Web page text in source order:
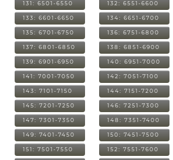
131: 6501-6550 132: 6551-6600
133: 6601-6650 134: 6651-6700
135: 6701-6750 136: 6751-6800
137: 6801-6850 138: 6851-6900
139: 6901-6950 140: 6951-7000
141: 7001-7050 142: 7051-7100
143: 7101-7150 144: 7151-7200
145: 7201-7250 146: 7251-7300
147: 7301-7350 148: 7351-7400
149: 7401-7450 150: 7451-7500
151: 7501-7550 152: 7551-7600